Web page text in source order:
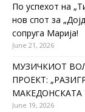
По успехот на
нов спот за
сопруга Марија!
June 21, 2026
МУЗИЧКИОТ
ПРОЕКТ:
МАКЕДОНСКАТА
June 19, 2026